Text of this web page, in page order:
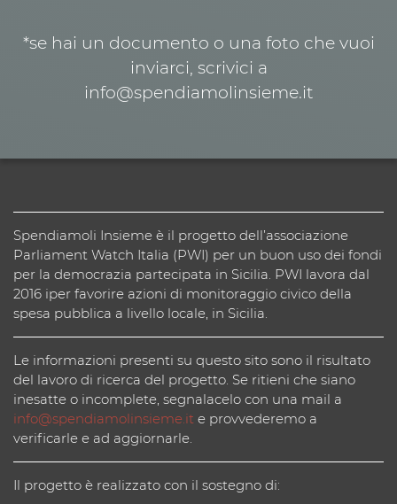
*se hai un documento o una foto che vuoi
inviarci, scrivici a
info@spendiamolinsieme.it
Spendiamoli Insieme è il progetto dell’associazione
Parliament Watch Italia (PWI) per un buon uso dei fondi
per la democrazia partecipata in Sicilia. PWI lavora dal
2016 iper favorire azioni di monitoraggio civico della
spesa pubblica a livello locale, in Sicilia.
Le informazioni presenti su questo sito sono il risultato
del lavoro di ricerca del progetto. Se ritieni che siano
inesatte o incomplete, segnalacelo con una mail a
info@spendiamolinsieme.it e provvederemo a
verificarle e ad aggiornarle.
Il progetto è realizzato con il sostegno di: